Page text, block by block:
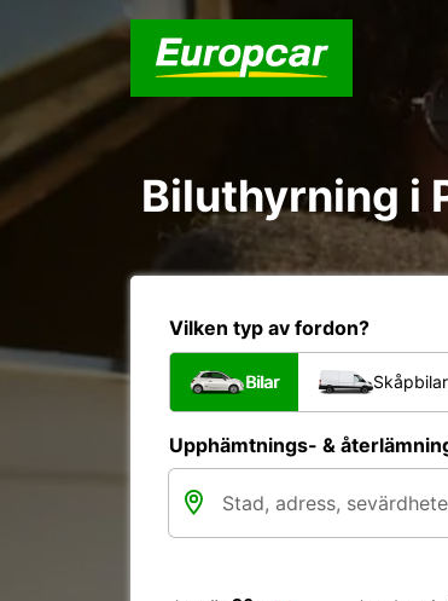
Biluthyrning i
Vilken typ av fordon?
Bilar Skåpbilar
Upphämtnings- &